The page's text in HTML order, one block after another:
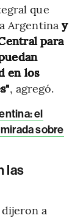
que
Argentinay
para
en los
, agregó.
el
sobre
las
a